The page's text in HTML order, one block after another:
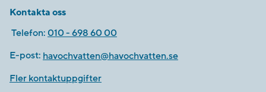
Kontakta oss
Telefon: 010 - 698 60 00
E-post: havochvatten@havochvatten.se
Fler kontaktuppgifter